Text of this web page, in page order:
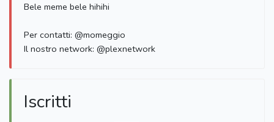
Bele meme bele hihihi
Per contatti: @momeggio
Il nostro network: @plexnetwork
Iscritti